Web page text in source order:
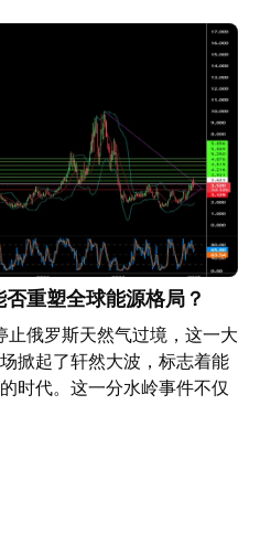
输的战略要道，同样面临脆
大天然气储量并位列第三大
国内需求严重限制了其出口
何中断都极为敏感。 在减少
欧洲战略性地转向LNG进
路的稳定性日益紧密相连。
键的冬季取暖期，欧洲将需
这将加剧全球市场竞争，可
高风险和高波动的市场环境
步放大价格波动，超越基本
入明显的地缘政治风险溢
运输通道风险以及欧洲对全
同造就了一个高度敏感的市
政治发展密切相关：在冲突
上涨；若紧张局势缓和，价
复杂格局中作出准确判断，
重塑全球能源格局？
俄罗斯天然气过境，这一大
掀起了轩然大波，标志着能
时代。这一分水岭事件不仅
，也考验着欧洲在保障能源
的最高水平，凸显了这一变
的不确定性，挪威的特罗尔